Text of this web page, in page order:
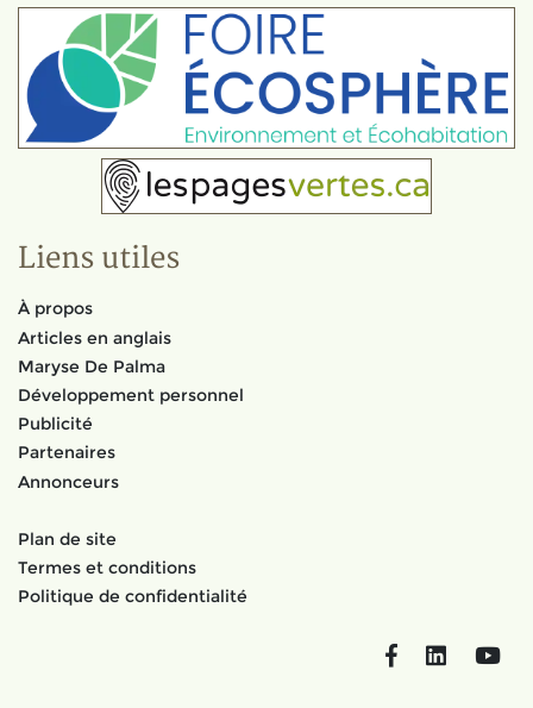
Liens utiles
À propos
Articles en anglais
Maryse De Palma
Développement personnel
Publicité
Partenaires
Annonceurs
Plan de site
Termes et conditions
Politique de confidentialité
FacebookLinkedIn